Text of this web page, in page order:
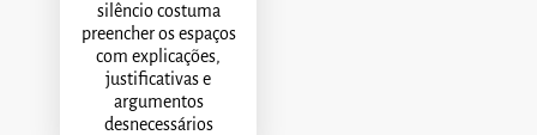
silêncio costuma
preencher os espaços
com explicações,
justificativas e
argumentos
desnecessários